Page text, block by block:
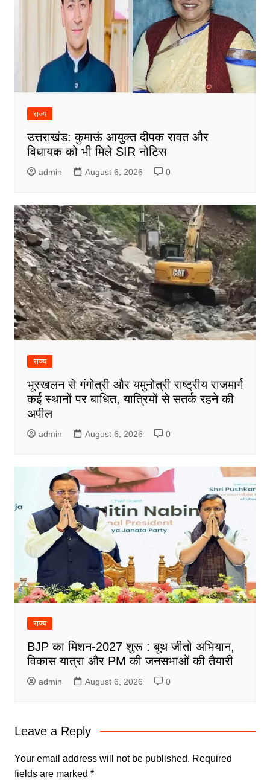
राज्य
उत्तराखंड: कुमाऊं आयुक्त दीपक रावत और
विधायक को भी मिले SIR नोटिस
admin August 6, 2026 0
राज्य
भूस्खलन से गंगोत्री और यमुनोत्री राष्ट्रीय राजमार्ग
कई स्थानों पर बाधित, यात्रियों से सतर्क रहने की
अपील
admin August 6, 2026 0
राज्य
BJP का मिशन-2027 शुरू : बूथ जीतो अभियान,
विकास यात्रा और PM की जनसभाओं की तैयारी
admin August 6, 2026 0
Leave a Reply
Your email address will not be published. Required
fields are marked *